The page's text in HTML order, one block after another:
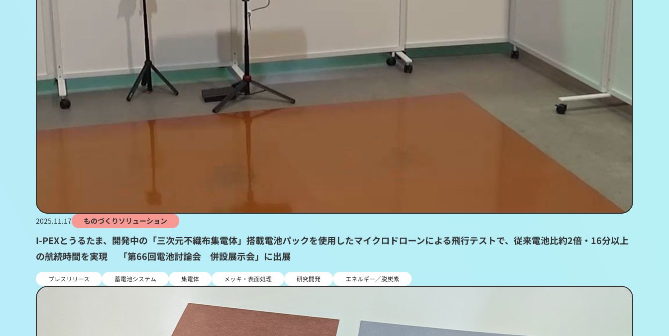
2025.11.17 ものづくりソリューション
I-PEXとうるたま、開発中の「三次元不織布集電体」搭載電池パックを使用したマイクロドローンによる飛行テストで、従来電池比約2倍・16分以上
の航続時間を実現 「第66回電池討論会 併設展示会」に出展
プレスリリース 蓄電池システム 集電体 メッキ・表面処理 研究開発 エネルギー／脱炭素